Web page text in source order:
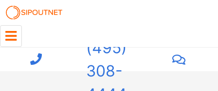
(495)
308-